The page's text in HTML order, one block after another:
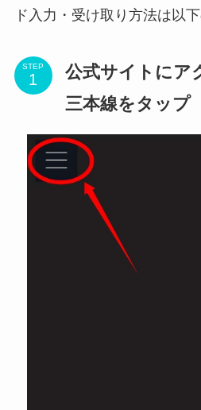
ド入力・受け取り方法は以下
STEP
公式サイトにア
三本線をタップ